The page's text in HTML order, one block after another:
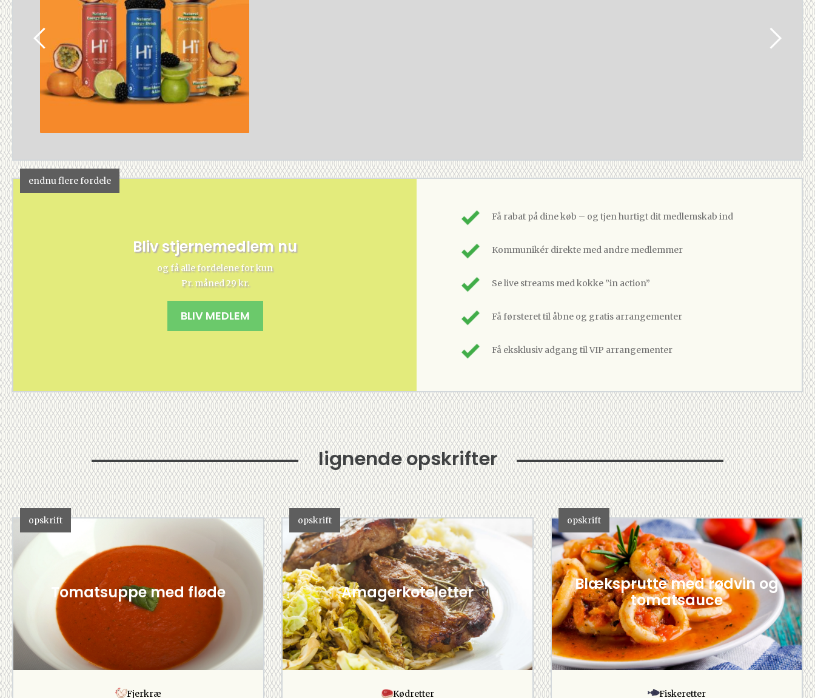
endnu flere fordele
Bliv stjernemedlem nu
og få alle fordelene for kun
Pr. måned 29 kr.
BLIV MEDLEM
Få rabat på dine køb – og tjen hurtigt dit medlemskab ind
Kommunikér direkte med andre medlemmer
Se live streams med kokke ”in action”
Få førsteret til åbne og gratis arrangementer
Få eksklusiv adgang til VIP arrangementer
lignende opskrifter
opskrift
Tomatsuppe med fløde
Fjerkræ
opskrift
Amagerkoteletter
Kødretter
opskrift
Blæksprutte med rødvin og
tomatsauce
Fiskeretter